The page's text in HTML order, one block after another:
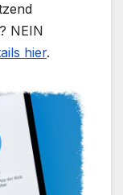
NEIN
hier.